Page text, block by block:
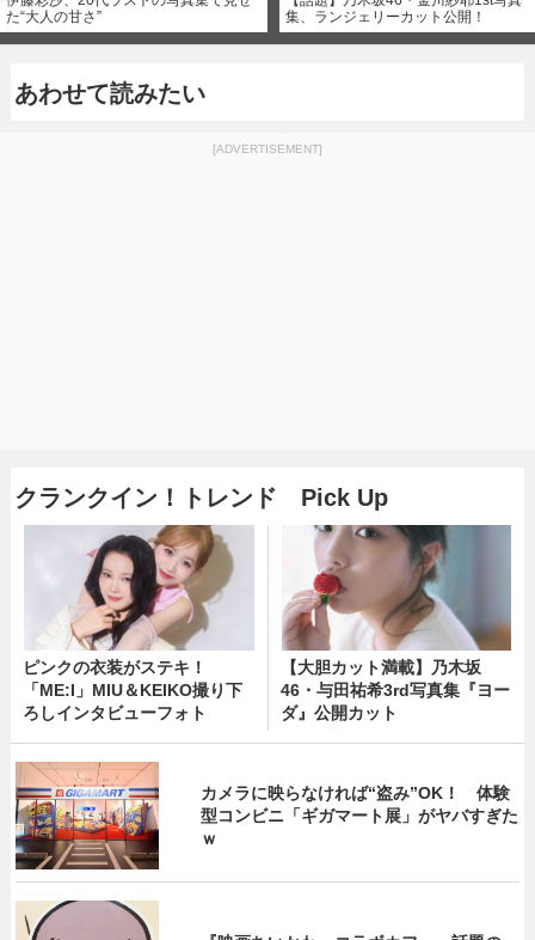
た“大人の甘さ”
集、ランジェリーカット公開！
あわせて読みたい
[ADVERTISEMENT]
クランクイン！トレンド Pick Up
ピンクの衣装がステキ！
「ME:I」MIU＆KEIKO撮り下
ろしインタビューフォト
【大胆カット満載】乃木坂
46・与田祐希3rd写真集『ヨー
ダ』公開カット
カメラに映らなければ“盗み”OK！ 体験
型コンビニ「ギガマート展」がヤバすぎた
ｗ